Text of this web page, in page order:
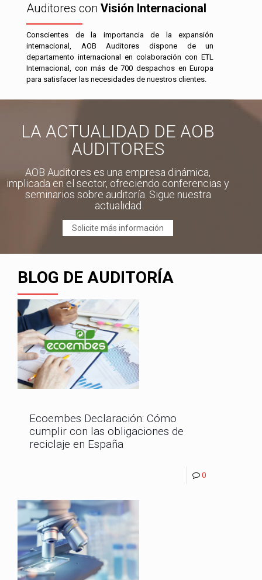
Auditores con Visión Internacional
Conscientes de la importancia de la expansión
internacional, AOB Auditores dispone de un
departamento internacional en colaboración con ETL
Internacional, con más de 700 despachos en Europa
para satisfacer las necesidades de nuestros clientes.
LA ACTUALIDAD DE AOB
AUDITORES
AOB Auditores es una empresa dinámica,
implicada en el sector, ofreciendo conferencias y
seminarios sobre auditoría. Sigue nuestra
actualidad
Solicite más información
BLOG DE AUDITORÍA
Ecoembes Declaración: Cómo
cumplir con las obligaciones de
reciclaje en España
0